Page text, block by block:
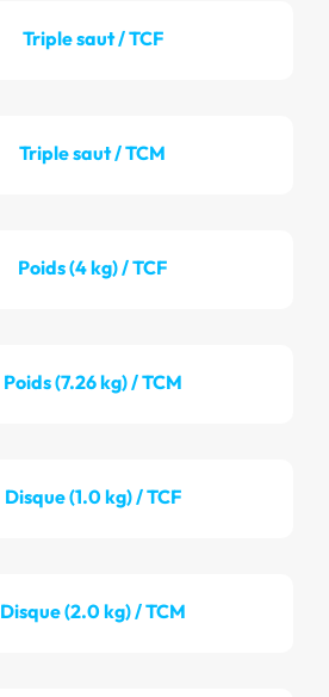
Triple saut / TCF
Triple saut / TCM
Poids (4 kg) / TCF
Poids (7.26 kg) / TCM
Disque (1.0 kg) / TCF
Disque (2.0 kg) / TCM